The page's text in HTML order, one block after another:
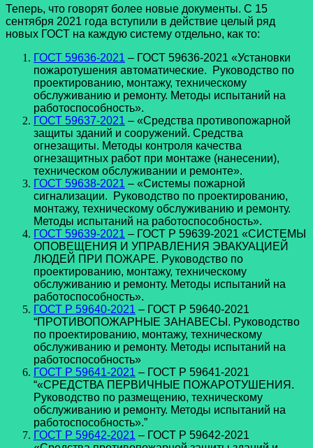
Теперь, что говорят более новые документы. С 15
сентября 2021 года вступили в действие целый ряд
новых ГОСТ на каждую систему отдельно, как то:
ГОСТ 59636-2021 – ГОСТ 59636-2021 «Установки
пожаротушения автоматические. Руководство по
проектированию, монтажу, техническому
обслуживанию и ремонту. Методы испытаний на
работоспособность».
ГОСТ 59637-2021 – «Средства противопожарной
защиты зданий и сооружений. Средства
огнезащиты. Методы контроля качества
огнезащитных работ при монтаже (нанесении),
техническом обслуживании и ремонте».
ГОСТ 59638-2021 – «Системы пожарной
сигнализации. Руководство по проектированию,
монтажу, техническому обслуживанию и ремонту.
Методы испытаний на работоспособность».
ГОСТ 59639-2021 – ГОСТ Р 59639-2021 «СИСТЕМЫ
ОПОВЕЩЕНИЯ И УПРАВЛЕНИЯ ЭВАКУАЦИЕЙ
ЛЮДЕЙ ПРИ ПОЖАРЕ. Руководство по
проектированию, монтажу, техническому
обслуживанию и ремонту. Методы испытаний на
работоспособность».
ГОСТ Р 59640-2021 – ГОСТ Р 59640-2021
“ПРОТИВОПОЖАРНЫЕ ЗАНАВЕСЫ. Руководство
по проектированию, монтажу, техническому
обслуживанию и ремонту. Методы испытаний на
работоспособность»
ГОСТ Р 59641-2021 – ГОСТ Р 59641-2021
“«СРЕДСТВА ПЕРВИЧНЫЕ ПОЖАРОТУШЕНИЯ.
Руководство по размещению, техническому
обслуживанию и ремонту. Методы испытаний на
работоспособность».”
ГОСТ Р 59642-2021 – ГОСТ Р 59642-2021